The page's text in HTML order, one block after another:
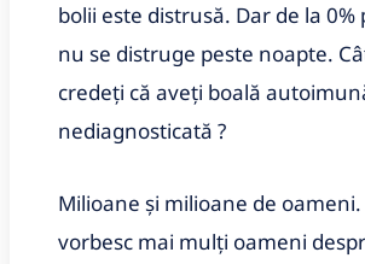
bolii este distrusă. Dar de la 0%
nu se distruge peste noapte.
credeți că aveți boală
nediagnosticată ?
Milioane și milioane de oameni.
vorbesc mai mulți oameni